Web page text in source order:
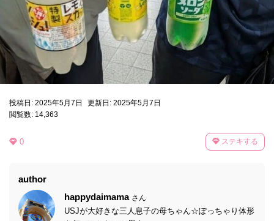
投稿日: 2025年5月7日
更新日: 2025年5月7日
閲覧数: 14,363
0 ステキする
author
happydaimama さん
USJが大好きな三人息子の母ちゃん☆ぽっちゃり体形